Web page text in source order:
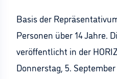
Basis der
Personen über 14 Jahre.
veröffentlicht in der
Donnerstag, 5. September